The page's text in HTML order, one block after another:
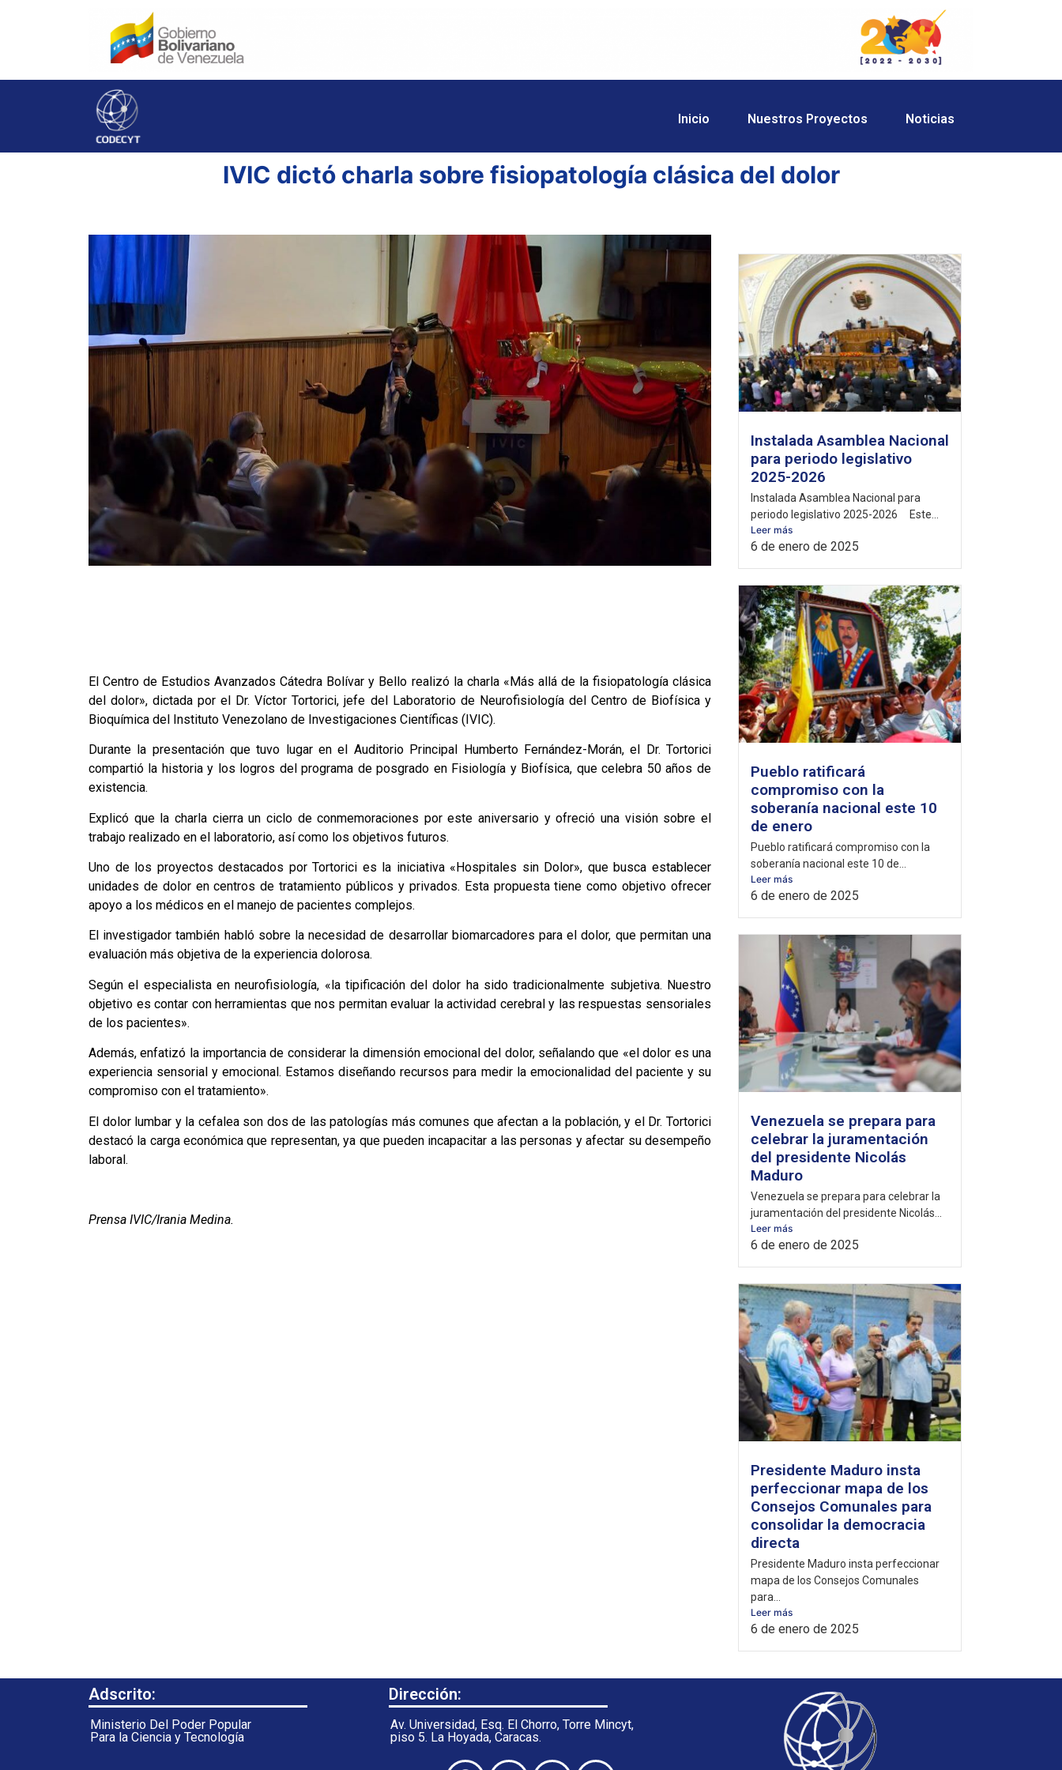
Inicio Nuestros Proyectos Noticias
IVIC dictó charla sobre fisiopatología clásica del dolor
El Centro de Estudios Avanzados Cátedra Bolívar y Bello realizó la charla «Más allá de la fisiopatología clásica
del dolor», dictada por el Dr. Víctor Tortorici, jefe del Laboratorio de Neurofisiología del Centro de Biofísica y
Bioquímica del Instituto Venezolano de Investigaciones Científicas (IVIC).
Durante la presentación que tuvo lugar en el Auditorio Principal Humberto Fernández-Morán, el Dr. Tortorici
compartió la historia y los logros del programa de posgrado en Fisiología y Biofísica, que celebra 50 años de
existencia.
Explicó que la charla cierra un ciclo de conmemoraciones por este aniversario y ofreció una visión sobre el
trabajo realizado en el laboratorio, así como los objetivos futuros.
Uno de los proyectos destacados por Tortorici es la iniciativa «Hospitales sin Dolor», que busca establecer
unidades de dolor en centros de tratamiento públicos y privados. Esta propuesta tiene como objetivo ofrecer
apoyo a los médicos en el manejo de pacientes complejos.
El investigador también habló sobre la necesidad de desarrollar biomarcadores para el dolor, que permitan una
evaluación más objetiva de la experiencia dolorosa.
Según el especialista en neurofisiología, «la tipificación del dolor ha sido tradicionalmente subjetiva. Nuestro
objetivo es contar con herramientas que nos permitan evaluar la actividad cerebral y las respuestas sensoriales
de los pacientes».
Además, enfatizó la importancia de considerar la dimensión emocional del dolor, señalando que «el dolor es una
experiencia sensorial y emocional. Estamos diseñando recursos para medir la emocionalidad del paciente y su
compromiso con el tratamiento».
El dolor lumbar y la cefalea son dos de las patologías más comunes que afectan a la población, y el Dr. Tortorici
destacó la carga económica que representan, ya que pueden incapacitar a las personas y afectar su desempeño
laboral.
Prensa IVIC/Irania Medina.
Instalada Asamblea Nacional
para periodo legislativo
2025-2026
Instalada Asamblea Nacional para
periodo legislativo 2025-2026 Este...
Leer más
6 de enero de 2025
Pueblo ratificará
compromiso con la
soberanía nacional este 10
de enero
Pueblo ratificará compromiso con la
soberanía nacional este 10 de...
Leer más
6 de enero de 2025
Venezuela se prepara para
celebrar la juramentación
del presidente Nicolás
Maduro
Venezuela se prepara para celebrar la
juramentación del presidente Nicolás...
Leer más
6 de enero de 2025
Presidente Maduro insta
perfeccionar mapa de los
Consejos Comunales para
consolidar la democracia
directa
Presidente Maduro insta perfeccionar
mapa de los Consejos Comunales
para...
Leer más
6 de enero de 2025
Adscrito:
Ministerio Del Poder Popular
Para la Ciencia y Tecnología
Dirección:
Av. Universidad, Esq. El Chorro, Torre Mincyt,
piso 5. La Hoyada, Caracas.